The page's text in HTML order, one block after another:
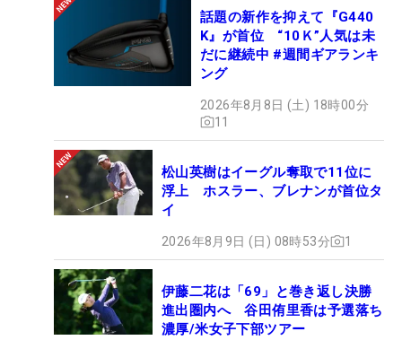
話題の新作を抑えて『G440
K』が首位 “10Ｋ”人気は未
だに継続中 #週間ギアランキ
ング
2026年8月8日 (土) 18時00分
11
松山英樹はイーグル奪取で11位に
浮上 ホスラー、ブレナンが首位タ
イ
2026年8月9日 (日) 08時53分 1
伊藤二花は「69」と巻き返し決勝
進出圏内へ 谷田侑里香は予選落ち
濃厚/米女子下部ツアー